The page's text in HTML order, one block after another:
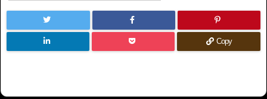
Copy